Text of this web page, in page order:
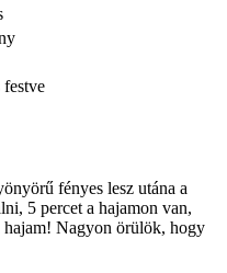
fényes lesz utána a
5 percet a hajamon van,
hajam! Nagyon örülök, hogy